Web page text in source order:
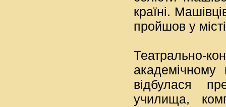
країні.
пройшов у
Театрально-
відбулася
училища,